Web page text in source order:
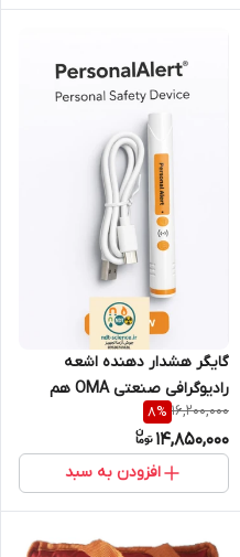
گایگر هشدار دهنده اشعه
رادیوگرافی صنعتی OMA هم
16,200,000
8%
14,850,000
افزودن به سبد